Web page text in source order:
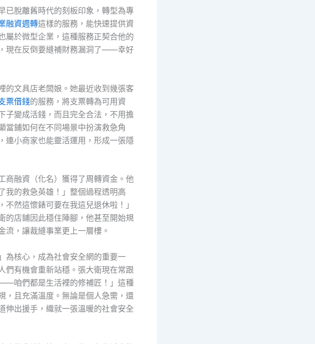
已脫離舊時代的刻板印象，轉型為專
融資週轉這樣的服務，能快速提供資
屬於微型企業，這種服務正契合他的
現在反倒要縫補財務漏洞了——幸好
的文具店老闆娘。她最近收到幾張客
票借錢的服務，將支票轉為可用資
子變成活錢，而且完全合法，不用擔
當鋪如何在不同場景中扮演救急角
連小商家也能靈活運用，形成一張隱
商融資（化名）獲得了周轉資金。他
我的救急英雄！」整個過程透明高
然這懷錶可要在我這兒退休啦！」
的店鋪因此穩住陣腳，他甚至開始規
流，讓裁縫事業更上一層樓。
為核心，成為社會安全網的重要一
們有機會重新站穩。張大衛現在常跟
咱們都是生活裡的修補匠！」這種
，且充滿溫度。無論是個人急需，還
伸出援手，織就一張溫暖的社會安全